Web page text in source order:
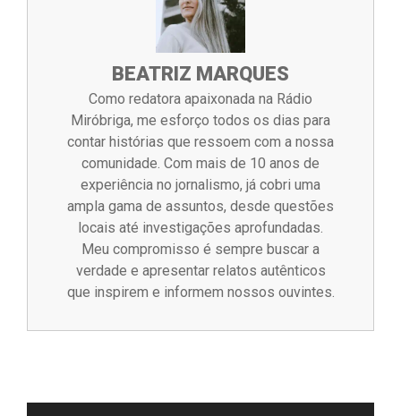
BEATRIZ MARQUES
Como redatora apaixonada na Rádio
Miróbriga, me esforço todos os dias para
contar histórias que ressoem com a nossa
comunidade. Com mais de 10 anos de
experiência no jornalismo, já cobri uma
ampla gama de assuntos, desde questões
locais até investigações aprofundadas.
Meu compromisso é sempre buscar a
verdade e apresentar relatos autênticos
que inspirem e informem nossos ouvintes.